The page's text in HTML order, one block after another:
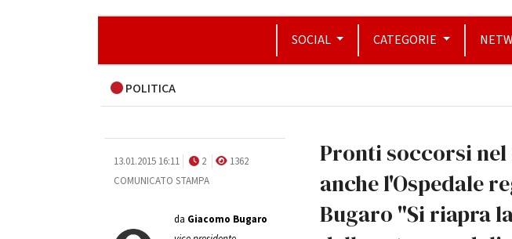
SOCIAL CATEGORIE
POLITICA
13.01.2015 16:11 2
1362
COMUNICATO STAMPA
da Giacomo Bugaro
Pronti soccorsi
anche l'Ospedale
Bugaro "Si riapra